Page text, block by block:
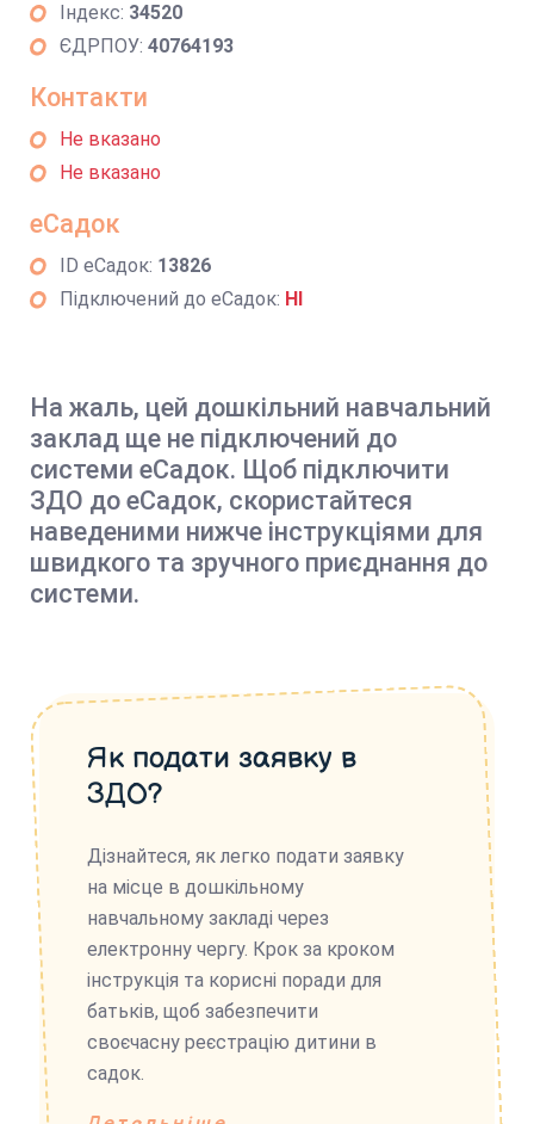
Індекс: 34520
ЄДРПОУ: 40764193
Контакти
Не вказано
Не вказано
еСадок
ID еСадок: 13826
Підключений до еСадок: НІ
На жаль, цей дошкільний навчальний
заклад ще не підключений до
системи еСадок. Щоб підключити
ЗДО до еСадок, скористайтеся
наведеними нижче інструкціями для
швидкого та зручного приєднання до
системи.
Як подати заявку в
ЗДО?
Дізнайтеся, як легко подати заявку
на місце в дошкільному
навчальному закладі через
електронну чергу. Крок за кроком
інструкція та корисні поради для
батьків, щоб забезпечити
своєчасну реєстрацію дитини в
садок.